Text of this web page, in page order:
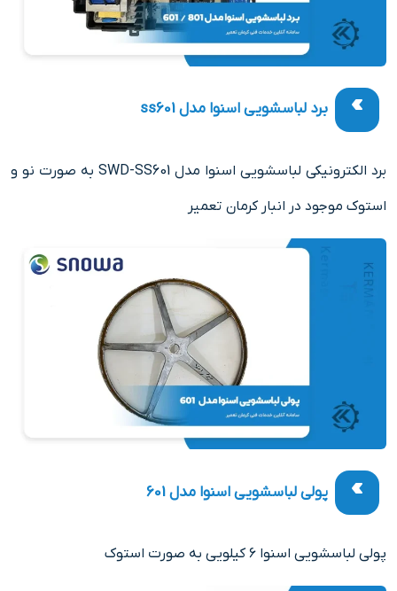
برد لباسشویی اسنوا مدل ss601
برد الکترونیکی لباسشویی اسنوا مدل SWD-SS601 به صورت نو و
استوک موجود در انبار کرمان تعمیر
پولی لباسشویی اسنوا مدل 601
پولی لباسشویی اسنوا ۶ کیلویی به صورت استوک